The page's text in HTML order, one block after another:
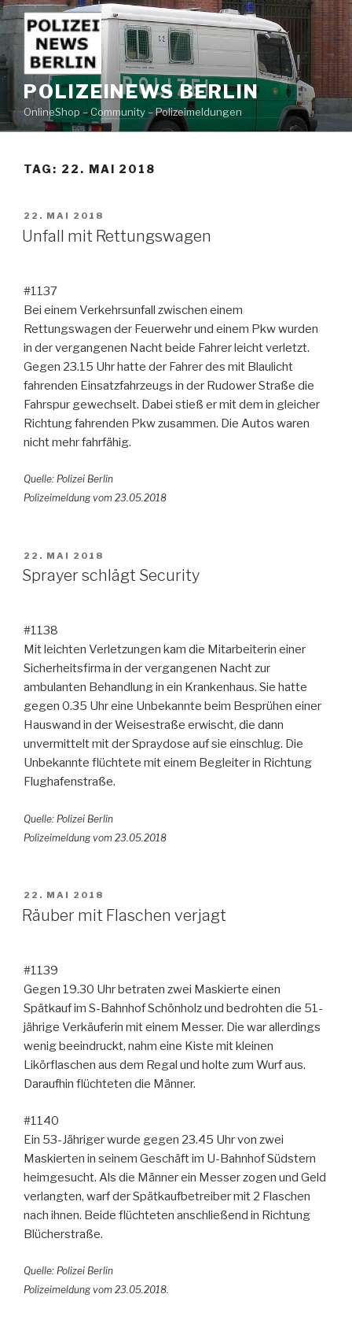
Zum
Inhalt
springen
POLIZEINEWS BERLIN
OnlineShop – Community – Polizeimeldungen
TAG: 22. MAI 2018
VERÖFFENTLICHT
AM
22. MAI 2018
Unfall mit Rettungswagen
#1137
Bei einem Verkehrsunfall zwischen einem
Rettungswagen der Feuerwehr und einem Pkw wurden
in der vergangenen Nacht beide Fahrer leicht verletzt.
Gegen 23.15 Uhr hatte der Fahrer des mit Blaulicht
fahrenden Einsatzfahrzeugs in der Rudower Straße die
Fahrspur gewechselt. Dabei stieß er mit dem in gleicher
Richtung fahrenden Pkw zusammen. Die Autos waren
nicht mehr fahrfähig.
Quelle: Polizei Berlin
Polizeimeldung vom 23.05.2018
VERÖFFENTLICHT
AM
22. MAI 2018
Sprayer schlägt Security
#1138
Mit leichten Verletzungen kam die Mitarbeiterin einer
Sicherheitsfirma in der vergangenen Nacht zur
ambulanten Behandlung in ein Krankenhaus. Sie hatte
gegen 0.35 Uhr eine Unbekannte beim Besprühen einer
Hauswand in der Weisestraße erwischt, die dann
unvermittelt mit der Spraydose auf sie einschlug. Die
Unbekannte flüchtete mit einem Begleiter in Richtung
Flughafenstraße.
Quelle: Polizei Berlin
Polizeimeldung vom 23.05.2018
VERÖFFENTLICHT
AM
22. MAI 2018
Räuber mit Flaschen verjagt
#1139
Gegen 19.30 Uhr betraten zwei Maskierte einen
Spätkauf im S-Bahnhof Schönholz und bedrohten die 51-
jährige Verkäuferin mit einem Messer. Die war allerdings
wenig beeindruckt, nahm eine Kiste mit kleinen
Likörflaschen aus dem Regal und holte zum Wurf aus.
Daraufhin flüchteten die Männer.
#1140
Ein 53-Jähriger wurde gegen 23.45 Uhr von zwei
Maskierten in seinem Geschäft im U-Bahnhof Südstern
heimgesucht. Als die Männer ein Messer zogen und Geld
verlangten, warf der Spätkaufbetreiber mit 2 Flaschen
nach ihnen. Beide flüchteten anschließend in Richtung
Blücherstraße.
Quelle: Polizei Berlin
Polizeimeldung vom 23.05.2018.